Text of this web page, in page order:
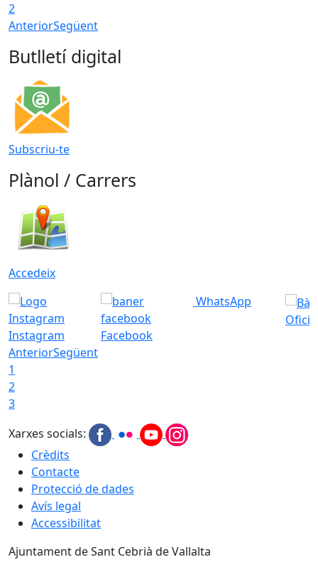
2
AnteriorSegüent
Butlletí digital
Subscriu-te
Plànol / Carrers
Accedeix
Instagram Facebook
WhatsApp
AnteriorSegüent
1
2
3
Xarxes socials:
Crèdits
Contacte
Protecció de dades
Avís legal
Accessibilitat
Ajuntament de Sant Cebrià de Vallalta